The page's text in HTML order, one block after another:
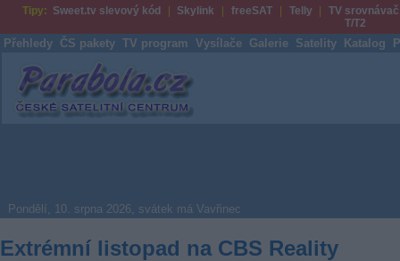
Tipy: Sweet.tv slevový kód Skylink freeSAT Telly
TV srovnávač
T/T2
Přehledy ČS pakety TV program Vysílače Galerie Satelity Katalog
Parabola.cz
Pondělí, 10. srpna 2026, svátek má Vavřinec
Extrémní listopad na CBS Reality